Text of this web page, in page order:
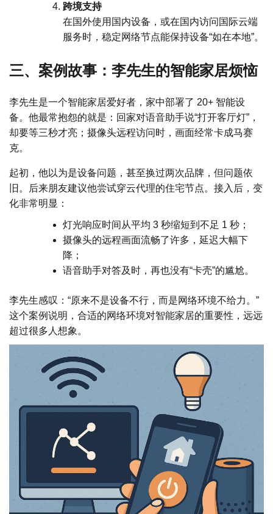
跨境支持
在国外使用国内设备，或在国内访问国际云端
服务时，稳定网络节点能保持设备“如在本地”。
三、案例故事：李先生的智能家居烦恼
李先生是一个智能家居爱好者，家中部署了 20+ 智能设
备。他最常抱怨的就是：回家对语音助手说“打开客厅灯”，
却要等三秒才亮；摄像头远程访问时，画面经常卡成马赛
克。
起初，他以为是设备问题，甚至换过两次品牌，但问题依
旧。后来朋友建议他尝试穿云代理的住宅节点。接入后，变
化非常明显：
灯光响应时间从平均 3 秒缩短到不足 1 秒；
摄像头的远程画面流畅了许多，延迟大幅下
降；
语音助手对答及时，再也没有“卡壳”的尴尬。
李先生感叹：“原来不是设备不行，而是网络环境不给力。”
这个案例说明，合适的网络环境对智能家居的重要性，远远
超过很多人想象。